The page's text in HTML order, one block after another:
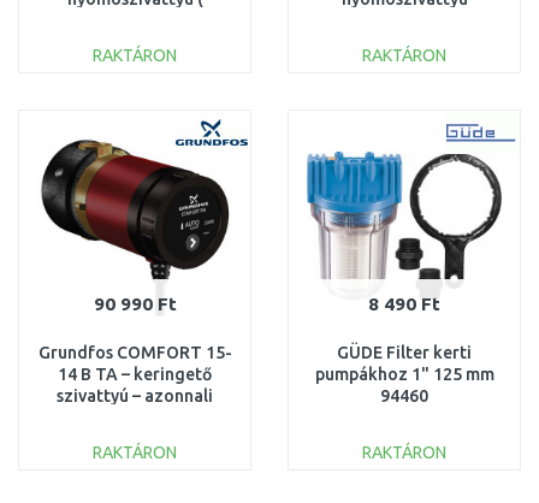
RAKTÁRON
20
RAKTÁRON
Összehasonlítás
90 990 Ft
Grundfos COMFORT 15-
14 B TA – keringető
szivattyú – azonnali
RAKTÁRON
8 490 Ft
GÜDE Filter kerti
pumpákhoz 1" 125 mm
94460
RAKTÁRON